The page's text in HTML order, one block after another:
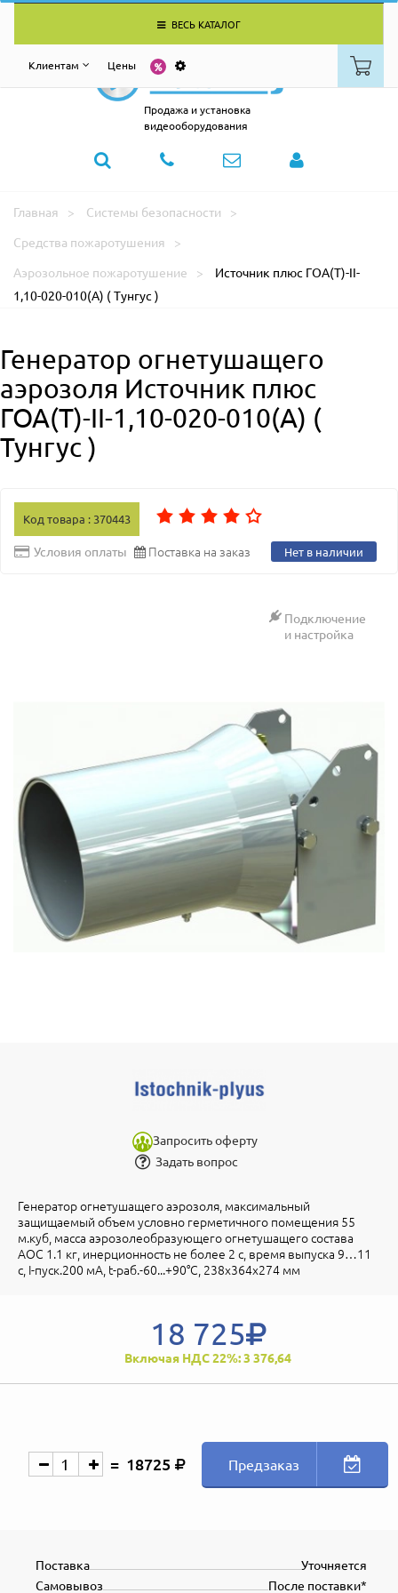
ВЕСЬ КАТАЛОГ
Клиентам Цены
Продажа и установка
видеооборудования
Главная
Системы безопасности
Средства пожаротушения
Аэрозольное пожаротушение
Источник плюс ГОА(Т)-II-
1,10-020-010(А) ( Тунгус )
Генератор огнетушащего
аэрозоля Источник плюс
ГОА(Т)-II-1,10-020-010(А) (
Тунгус )
Код товара : 370443
Условия оплаты Поставка на заказ Нет в наличии
Подключение
и настройка
Запросить оферту
Задать вопрос
Генератор огнетушащего аэрозоля, максимальный
защищаемый объем условно герметичного помещения 55
м.куб, масса аэрозолеобразующего огнетушащего состава
АОС 1.1 кг, инерционность не более 2 с, время выпуска 9…11
с, I-пуск.200 мА, t-раб.-60...+90°С, 238х364х274 мм
18 725
Включая НДС 22%: 3 376,64
18725 Предзаказ
Уточняется
Поставка
После поставки*
Самовывоз